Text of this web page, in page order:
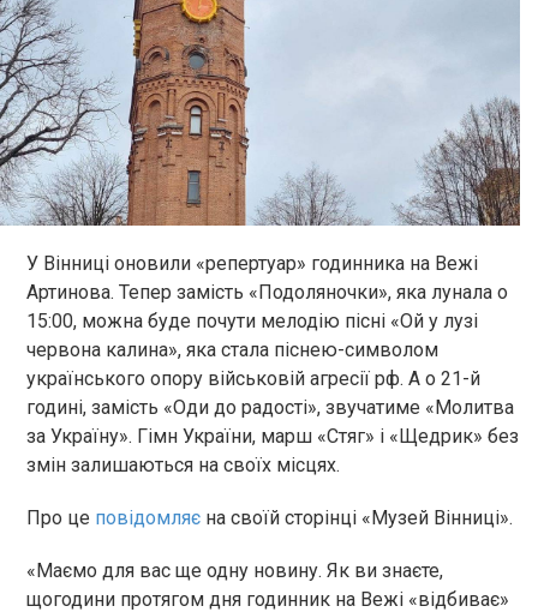
У Вінниці оновили «репертуар» годинника на Вежі
Артинова. Тепер замість «Подоляночки», яка лунала о
15:00, можна буде почути мелодію пісні «Ой у лузі
червона калина», яка стала піснею-символом
українського опору військовій агресії рф. А о 21-й
годині, замість «Оди до радості», звучатиме «Молитва
за Україну». Гімн України, марш «Стяг» і «Щедрик» без
змін залишаються на своїх місцях.
Про це повідомляє на своїй сторінці «Музей Вінниці».
«Маємо для вас ще одну новину. Як ви знаєте,
щогодини протягом дня годинник на Вежі «відбиває»